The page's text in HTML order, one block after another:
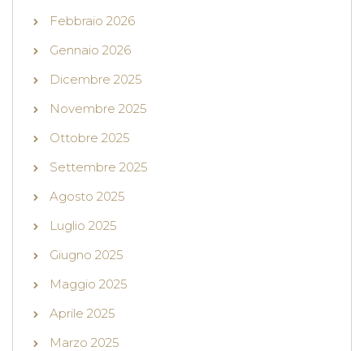
Febbraio 2026
Gennaio 2026
Dicembre 2025
Novembre 2025
Ottobre 2025
Settembre 2025
Agosto 2025
Luglio 2025
Giugno 2025
Maggio 2025
Aprile 2025
Marzo 2025